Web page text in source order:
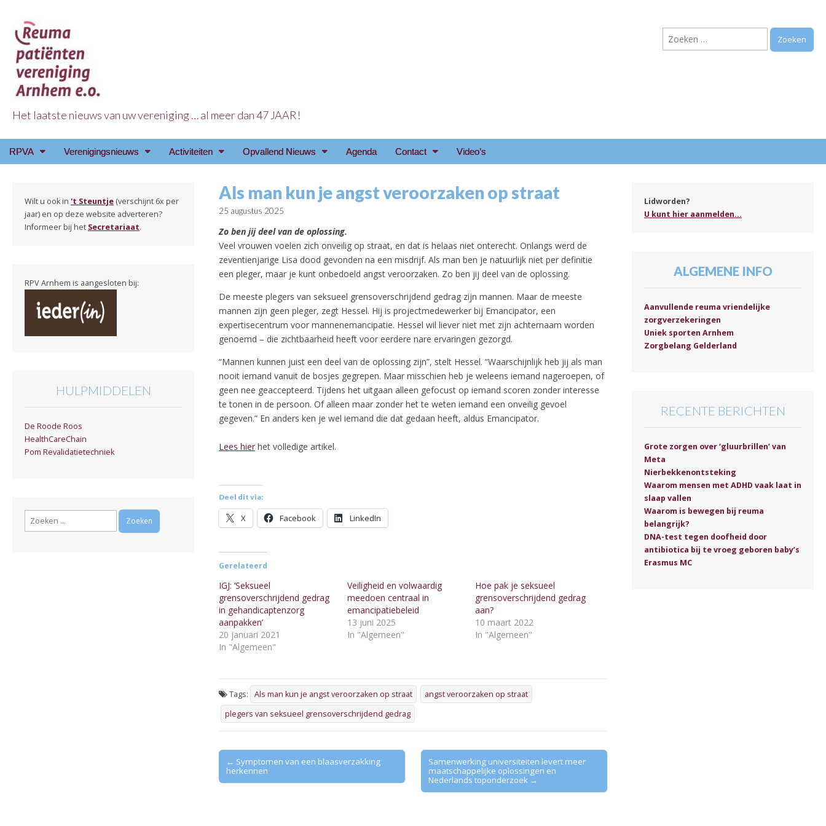
Reuma Patienten Vereniging Arnhem e.o.
Het laatste nieuws van uw vereniging … al meer dan 47 JAAR!
Zoeken
naar:
Main
Skip
RPVA Verenigingsnieuws Activiteiten Opvallend Nieuws Agenda Contact Video’s
Als man kun je angst veroorzaken op straat
25 augustus 2025
Zo ben jij deel van de oplossing.
Veel vrouwen voelen zich onveilig op straat, en dat is helaas niet onterecht. Onlangs werd de
zeventienjarige Lisa dood gevonden na een misdrijf. Als man ben je natuurlijk niet per definitie
een pleger, maar je kunt onbedoeld angst veroorzaken. Zo ben jij deel van de oplossing.
De meeste plegers van seksueel grensoverschrijdend gedrag zijn mannen. Maar de meeste
mannen zijn geen pleger, zegt Hessel. Hij is projectmedewerker bij Emancipator, een
expertisecentrum voor mannenemancipatie. Hessel wil liever niet met zijn achternaam worden
genoemd – die zichtbaarheid heeft voor eerdere nare ervaringen gezorgd.
“Mannen kunnen juist een deel van de oplossing zijn”, stelt Hessel. “Waarschijnlijk heb jij als man
nooit iemand vanuit de bosjes gegrepen. Maar misschien heb je weleens iemand nageroepen, of
geen nee geaccepteerd. Tijdens het uitgaan alleen gefocust op iemand scoren zonder interesse
te tonen in de persoon. Of alleen maar zonder het te weten iemand een onveilig gevoel
gegeven.” En anders ken je wel iemand die dat gedaan heeft, aldus Emancipator.
Lees hier het volledige artikel.
Deel dit via:
X Facebook LinkedIn
Gerelateerd
IGJ: ‘Seksueel
grensoverschrijdend gedrag
in gehandicaptenzorg
aanpakken’
20 januari 2021
In "Algemeen"
Veiligheid en volwaardig
meedoen centraal in
emancipatiebeleid
13 juni 2025
In "Algemeen"
Hoe pak je seksueel
grensoverschrijdend gedrag
aan?
10 maart 2022
In "Algemeen"
Tags: Als man kun je angst veroorzaken op straat
angst veroorzaken op straat
plegers van seksueel grensoverschrijdend gedrag
Post
navigation
← Symptomen van een blaasverzakking
herkennen
Samenwerking universiteiten levert meer
maatschappelijke oplossingen en
Nederlands toponderzoek →
Wilt u ook in 't Steuntje (verschijnt 6x per
jaar) en op deze website adverteren?
Informeer bij het Secretariaat.
RPV Arnhem is aangesloten bij:
HULPMIDDELEN
De Roode Roos
HealthCareChain
Pom Revalidatietechniek
Zoeken
Lidworden?
U kunt hier aanmelden...
ALGEMENE INFO
Aanvullende reuma vriendelijke
zorgverzekeringen
Uniek sporten Arnhem
Zorgbelang Gelderland
RECENTE BERICHTEN
Grote zorgen over ‘gluurbrillen’ van
Meta
Nierbekkenontsteking
Waarom mensen met ADHD vaak laat in
slaap vallen
Waarom is bewegen bij reuma
belangrijk?
DNA-test tegen doofheid door
antibiotica bij te vroeg geboren baby’s
Erasmus MC